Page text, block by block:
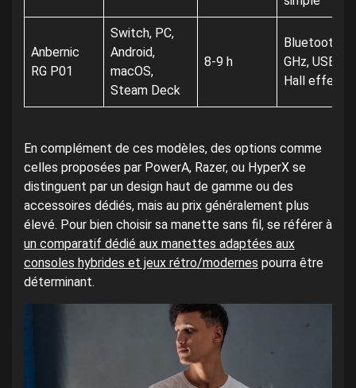
Anbernic
RG P01
Switch, PC,
Android,
macOS,
Steam Deck
8-9 h
Bluetooth
GHz, USB-
Hall effect,
En complément de ces modèles, des options comme
celles proposées par PowerA, Razer, ou HyperX se
distinguent par un design haut de gamme ou des
accessoires dédiés, mais au prix généralement plus
élevé. Pour bien choisir sa manette sans fil, se référer à
un comparatif dédié aux manettes adaptées aux
consoles hybrides et jeux rétro/modernes pourra être
déterminant.